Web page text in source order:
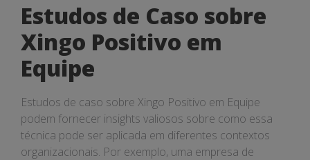
Estudos de Caso sobre
Xingo Positivo em
Equipe
Estudos de caso sobre Xingo Positivo em Equipe
podem fornecer insights valiosos sobre como essa
técnica pode ser aplicada em diferentes contextos
organizacionais. Por exemplo, uma empresa de